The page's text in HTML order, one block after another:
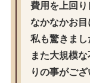
費用を上回り
なかなかお目
私も驚きまし
また大規模
りの事がご